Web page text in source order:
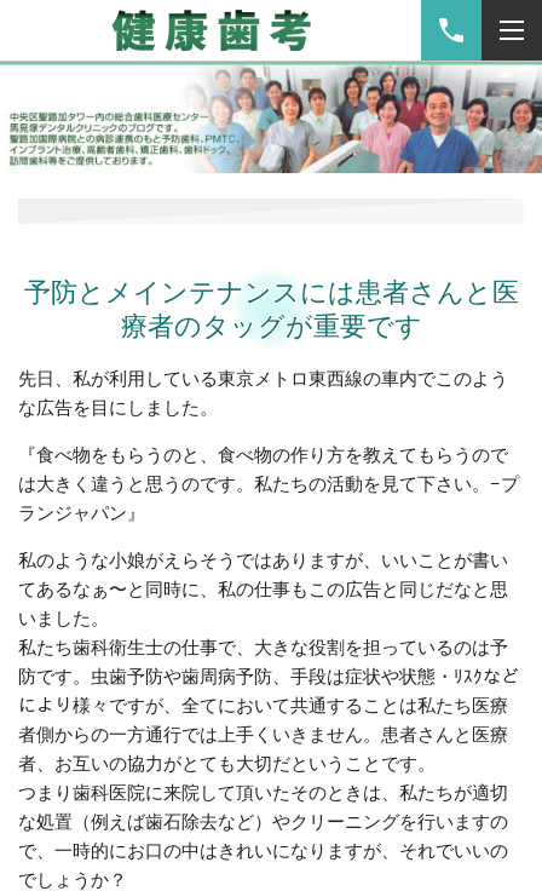
予防とメインテナンスには患者さんと医
療者のタッグが重要です
先日、私が利用している東京メトロ東西線の車内でこのよう
な広告を目にしました。
『食べ物をもらうのと、食べ物の作り方を教えてもらうので
は大きく違うと思うのです。私たちの活動を見て下さい。−プ
ランジャパン』
私のような小娘がえらそうではありますが、いいことが書い
てあるなぁ〜と同時に、私の仕事もこの広告と同じだなと思
いました。
私たち歯科衛生士の仕事で、大きな役割を担っているのは予
防です。虫歯予防や歯周病予防、手段は症状や状態・ﾘｽｸなど
により様々ですが、全てにおいて共通することは私たち医療
者側からの一方通行では上手くいきません。患者さんと医療
者、お互いの協力がとても大切だということです。
つまり歯科医院に来院して頂いたそのときは、私たちが適切
な処置（例えば歯石除去など）やクリーニングを行いますの
で、一時的にお口の中はきれいになりますが、それでいいの
でしょうか？